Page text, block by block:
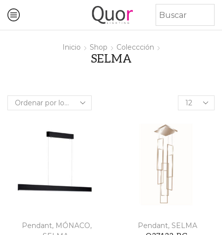
Inicio Shop Coleccción
SELMA
Products
per
Pendant, MÓNACO,
Pendant, SELMA